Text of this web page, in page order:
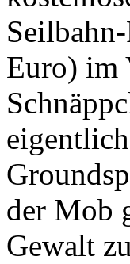
Euro) im
der Mob
Gewalt